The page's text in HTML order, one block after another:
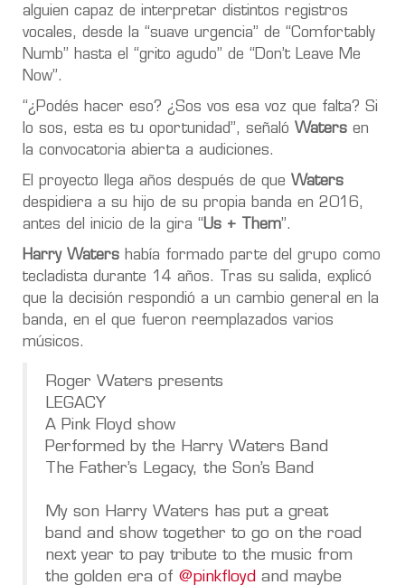
alguien capaz de interpretar distintos registros
vocales, desde la “suave urgencia” de “Comfortably
Numb” hasta el “grito agudo” de “Don’t Leave Me
Now”.
“¿Podés hacer eso? ¿Sos vos esa voz que falta? Si
lo sos, esta es tu oportunidad”, señaló Waters en
la convocatoria abierta a audiciones.
El proyecto llega años después de que Waters
despidiera a su hijo de su propia banda en 2016,
antes del inicio de la gira “Us + Them”.
Harry Waters había formado parte del grupo como
tecladista durante 14 años. Tras su salida, explicó
que la decisión respondió a un cambio general en la
banda, en el que fueron reemplazados varios
músicos.
Roger Waters presents
LEGACY
A Pink Floyd show
Performed by the Harry Waters Band
The Father’s Legacy, the Son’s Band
My son Harry Waters has put a great
band and show together to go on the road
next year to pay tribute to the music from
the golden era of @pinkfloyd and maybe